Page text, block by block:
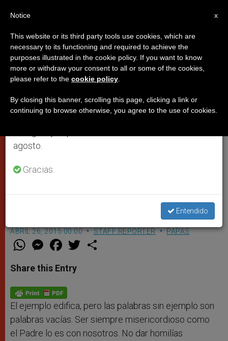
El Papa pide a los nuevos
sacerdotes 'homilías que lleguen
al corazón'
En la ordenación sacerdotal en la
recuerda que el ejemplo a imitar para
que da la vida por sus ovejas
ABRIL 26, 2015 00:00 STAFF REPORTER PAPAS
W
t
s
p
p
M
e
s
e
g
e
r
F
a
e
b
o
k
w
Share this Entry
El ejemplo edifica, pero las palabras sin ejemplo son
palabras vacías. Ser siempre misericordioso como
el Padre lo es con nosotros. No dar homilías
×
Aviso importante
Del 27 de julio al 7 de agosto haremos la pausa
anual, aprovechando que en el periodo de verano
se generan menos informaciones y también el
agosto.
Gracias.
Entendido
x
Notice
This website or its third party tools use cookies, which are
necessary to its functioning and required to achieve the
purposes illustrated in the cookie policy. If you want to know
more or withdraw your consent to all or some of the cookies,
please refer to the cookie policy
By closing this banner, scrolling this page, clicking a link or
continuing to browse otherwise, you agree to the use of cookies.